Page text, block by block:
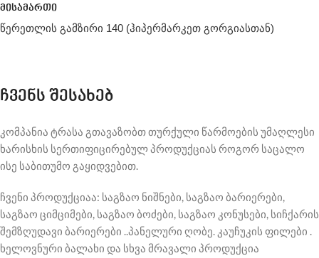
მისამართი
წერეთლის გამზირი 140 (ჰიპერმარკეთ გორგიასთან)
ჩვენს შესახებ
კომპანია ტრასა გთავაზობთ თურქული წარმოების უმაღლესი
ხარისხის სერთიფიცირებულ პროდუქციას როგორ საცალო
ისე საბითუმო გაყიდვებით.
ჩვენი პროდუქციაა: საგზაო ნიშნები, საგზაო ბარიერები,
საგზაო ციმციმები, საგზაო ბოძები, საგზაო კონუსები, სიჩქარის
შემზღუდავი ბარიერები ..პანელური ღობე. კაუჩუკის ფილები .
ხელოვნური ბალახი და სხვა მრავალი პროდუქცია